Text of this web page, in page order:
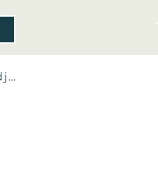
Winkelmandje